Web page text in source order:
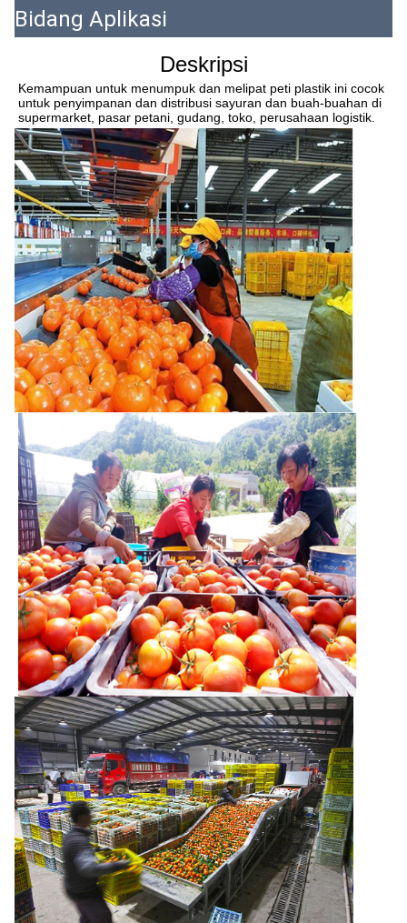
Bidang Aplikasi
Deskripsi
Kemampuan untuk menumpuk dan melipat peti plastik ini cocok
untuk penyimpanan dan distribusi sayuran dan buah-buahan di
supermarket, pasar petani, gudang, toko, perusahaan logistik.